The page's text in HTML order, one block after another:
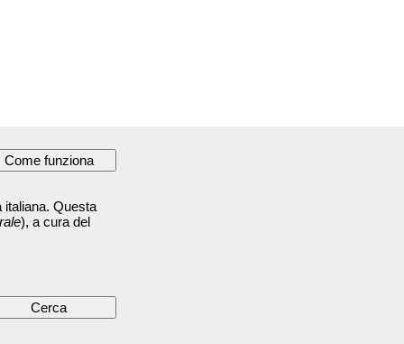
italiana. Questa
), a cura del